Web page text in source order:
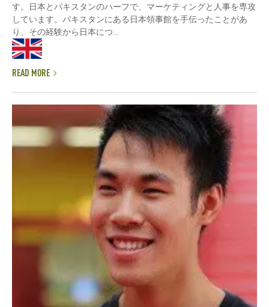
す。日本とパキスタンのハーフで、マーケティングと人事を専攻
しています。パキスタンにある日本領事館を手伝ったことがあ
り、その経験から日本につ...
READ MORE